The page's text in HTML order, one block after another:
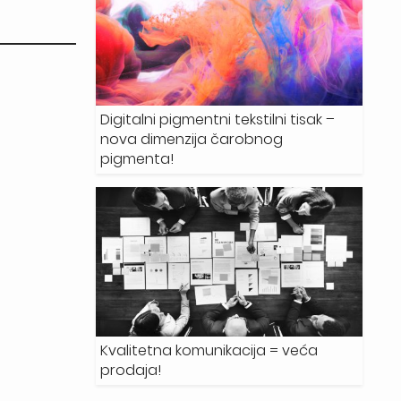
Digitalni pigmentni tekstilni tisak –
nova dimenzija čarobnog
pigmenta!
Kvalitetna komunikacija = veća
prodaja!